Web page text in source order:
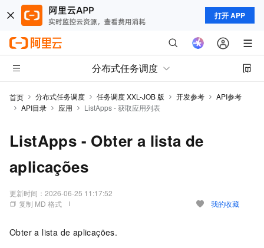
打开 APP
分布式任务调度
首页 分布式任务调度 任务调度 XXL-JOB 版 开发参考
API参考
API目录
应用 ListApps - 获取应用列表
ListApps - Obter a lista de
aplicações
更新时间： 2026-06-25 11:17:52
复制 MD 格式
我的收藏
Obter a lista de aplicações.